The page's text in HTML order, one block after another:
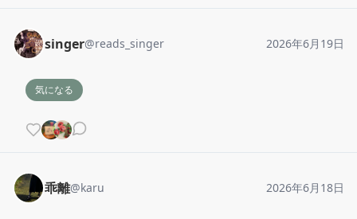
singer@reads_singer 2026年6月19日
気になる
乖離@karu 2026年6月18日